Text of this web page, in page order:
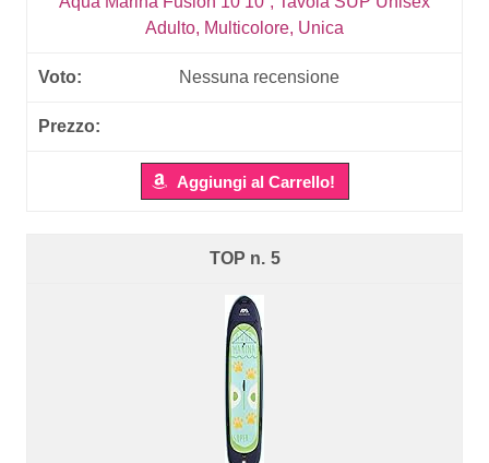
Adulto, Multicolore, Unica
Nessuna recensione
Aggiungi al Carrello!
5